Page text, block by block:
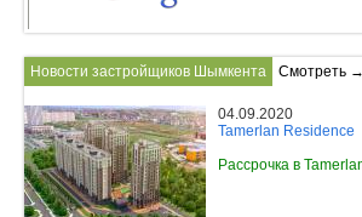
Новости застройщиков Шымкента Смотреть →
04.09.2020
Tamerlan Residence
Рассрочка в